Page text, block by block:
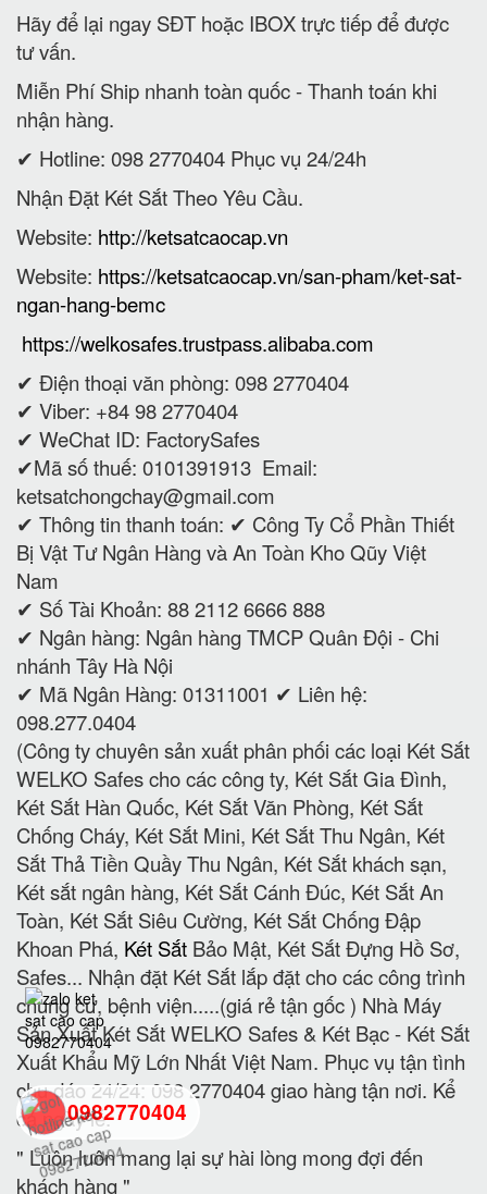
Hãy để lại ngay SĐT hoặc IBOX trực tiếp để được
tư vấn.
Miễn Phí Ship nhanh toàn quốc - Thanh toán khi
nhận hàng.
✔ Hotline: 098 2770404 Phục vụ 24/24h
Nhận Đặt Két Sắt Theo Yêu Cầu.
Website: http://ketsatcaocap.vn
Website: https://ketsatcaocap.vn/san-pham/ket-sat-
ngan-hang-bemc
https://welkosafes.trustpass.alibaba.com
✔ Điện thoại văn phòng: 098 2770404
✔ Viber: +84 98 2770404
✔ WeChat ID: FactorySafes
✔Mã số thuế: 0101391913 Email:
ketsatchongchay@gmail.com
✔ Thông tin thanh toán: ✔ Công Ty Cổ Phần Thiết
Bị Vật Tư Ngân Hàng và An Toàn Kho Qũy Việt
Nam
✔ Số Tài Khoản: 88 2112 6666 888
✔ Ngân hàng: Ngân hàng TMCP Quân Đội - Chi
nhánh Tây Hà Nội
✔ Mã Ngân Hàng: 01311001 ✔ Liên hệ:
098.277.0404
(Công ty chuyên sản xuất phân phối các loại Két Sắt
WELKO Safes cho các công ty, Két Sắt Gia Đình,
Két Sắt Hàn Quốc, Két Sắt Văn Phòng, Két Sắt
Chống Cháy, Két Sắt Mini, Két Sắt Thu Ngân, Két
Sắt Thả Tiền Quầy Thu Ngân, Két Sắt khách sạn,
Két sắt ngân hàng, Két Sắt Cánh Đúc, Két Sắt An
Toàn, Két Sắt Siêu Cường, Két Sắt Chống Đập
Khoan Phá, Két Sắt Bảo Mật, Két Sắt Đựng Hồ Sơ,
Safes... Nhận đặt Két Sắt lắp đặt cho các công trình
chung cư, bệnh viện.....(giá rẻ tận gốc ) Nhà Máy
Sản Xuất Két Sắt WELKO Safes & Két Bạc - Két Sắt
Xuất Khẩu Mỹ Lớn Nhất Việt Nam. Phục vụ tận tình
chu đáo 24/24: 098 2770404 giao hàng tận nơi. Kể
cả ngày lễ.
" Luôn luôn mang lại sự hài lòng mong đợi đến
khách hàng "
0982770404